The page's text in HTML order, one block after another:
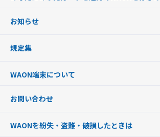
フードバンク応援WAON
ご当地WAON
G.G WAON
WAONカード・WAONカードプラス
モバイルWAON
お知らせ
規定集
WAON端末について
WAONネットステーション
新型WAONステーション
お問い合わせ
WAONを紛失・盗難・破損したときは